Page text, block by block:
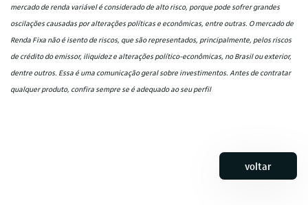
mercado de renda variável é considerado de alto risco, porque pode sofrer grandes
oscilações causadas por alterações políticas e econômicas, entre outras. O mercado de
Renda Fixa não é isento de riscos, que são representados, principalmente, pelos riscos
de crédito do emissor, iliquidez e alterações político-econômicas, no Brasil ou exterior,
dentre outros. Essa é uma comunicação geral sobre investimentos. Antes de contratar
qualquer produto, confira sempre se é adequado ao seu perfil
voltar